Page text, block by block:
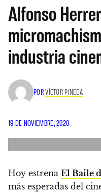
Alfonso
industria
PORVÍCTOR PINEDA
19 DE NOVIEMBRE, 2020
Hoy estrena El Baile
más esperadas del